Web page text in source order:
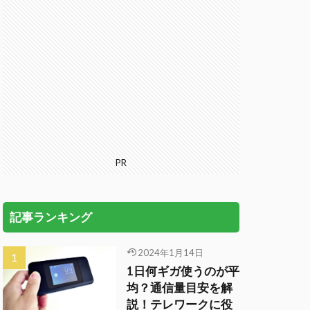
PR
記事ランキング
2024年1月14日
1日何ギガ使うのが平
均？通信量目安を解
説！テレワークに役